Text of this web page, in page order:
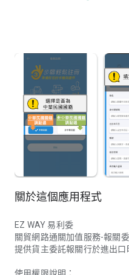
關於這個應用程式
EZ WAY 易利委
關貿網路通關加值服務-報關
提供貨主委託報關行於進出口